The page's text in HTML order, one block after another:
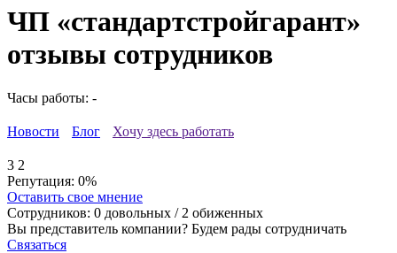
ЧП «стандартстройгарант»
отзывы сотрудников
Часы работы: -
Новости Блог Хочу здесь работать
3 2
Репутация: 0%
Оставить свое мнение
Сотрудников: 0 довольных / 2 обиженных
Вы представитель компании? Будем рады сотрудничать
Связаться